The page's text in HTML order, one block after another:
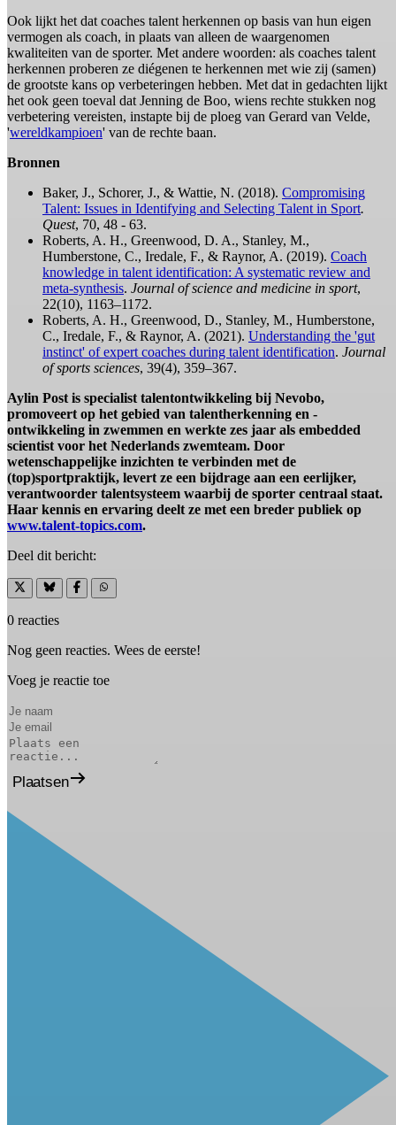
Ook lijkt het dat coaches talent herkennen op basis van hun eigen
vermogen als coach, in plaats van alleen de waargenomen
kwaliteiten van de sporter. Met andere woorden: als coaches talent
herkennen proberen ze diégenen te herkennen met wie zij (samen)
de grootste kans op verbeteringen hebben. Met dat in gedachten lijkt
het ook geen toeval dat Jenning de Boo, wiens rechte stukken nog
verbetering vereisten, instapte bij de ploeg van Gerard van Velde,
'wereldkampioen' van de rechte baan.
Bronnen
Baker, J., Schorer, J., & Wattie, N. (2018). Compromising
Talent: Issues in Identifying and Selecting Talent in Sport.
Quest, 70, 48 - 63.
Roberts, A. H., Greenwood, D. A., Stanley, M.,
Humberstone, C., Iredale, F., & Raynor, A. (2019). Coach
knowledge in talent identification: A systematic review and
meta-synthesis. Journal of science and medicine in sport,
22(10), 1163–1172.
Roberts, A. H., Greenwood, D., Stanley, M., Humberstone,
C., Iredale, F., & Raynor, A. (2021). Understanding the 'gut
instinct' of expert coaches during talent identification. Journal
of sports sciences, 39(4), 359–367.
Aylin Post is specialist talentontwikkeling bij Nevobo,
promoveert op het gebied van talentherkenning en -
ontwikkeling in zwemmen en werkte zes jaar als embedded
scientist voor het Nederlands zwemteam. Door
wetenschappelijke inzichten te verbinden met de
(top)sportpraktijk, levert ze een bijdrage aan een eerlijker,
verantwoorder talentsysteem waarbij de sporter centraal staat.
Haar kennis en ervaring deelt ze met een breder publiek op
www.talent-topics.com.
Deel dit bericht:
0 reacties
Nog geen reacties. Wees de eerste!
Voeg je reactie toe
Plaatsen